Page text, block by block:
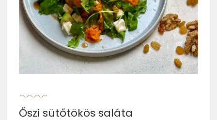
Őszi sütőtökös saláta